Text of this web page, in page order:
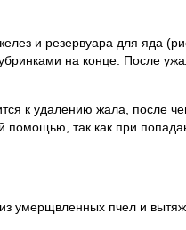
и резервуара для яда
на конце. После
к удалению жала, после
помощью, так как при
умерщвленных пчел и